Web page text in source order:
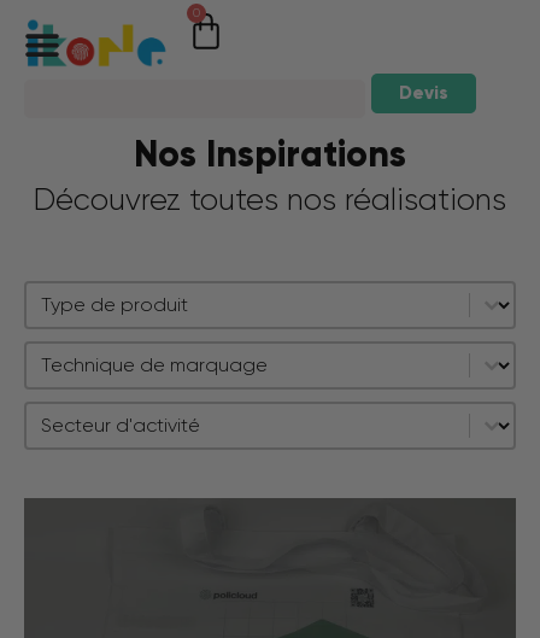
0
Devis
Nos Inspirations
Découvrez toutes nos réalisations
Inspirations - Types
Sélectionnez le contenu
Inspirations - Technique de marquage
Sélectionnez le contenu
Inspirations - Secteur d'activité
Sélectionnez le contenu